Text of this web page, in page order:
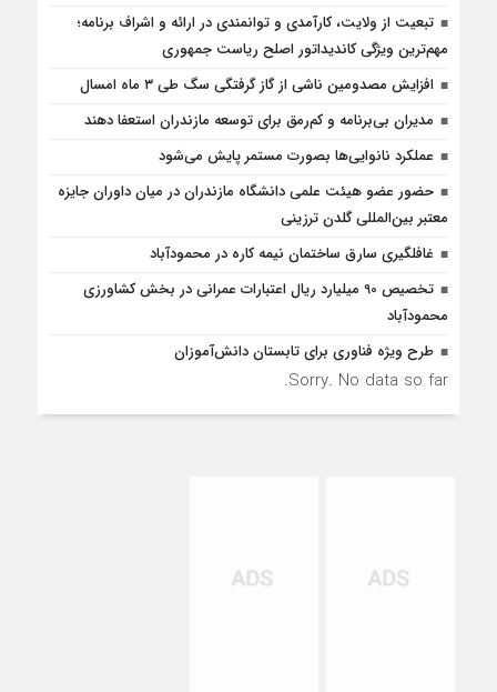
تبعیت از ولایت، کارآمدی و توانمندی در ارائه و اشراف برنامه؛
مهم‌ترین ویژگی کاندیداتور اصلح ریاست جمهوری
افزایش مصدومین ناشی از گاز گرفتگی سگ طی ۳ ماه امسال
مدیران بی‌برنامه و کم‌رمق برای توسعه مازندران استعفا دهند
عملکرد نانوایی‌ها بصورت مستمر پایش می‌شود
حضور عضو هیئت علمی دانشگاه مازندران در میان داوران جایزه
معتبر بین‌المللی گلدن ترزینی
غافلگيري سارق ساختمان نيمه کاره در محمودآباد
تخصیص 90 میلیارد ریال اعتبارات عمرانی در بخش کشاورزی
محمودآباد
طرح ویژه فناوری برای تابستان دانش‌آموزان
Sorry. No data so far.